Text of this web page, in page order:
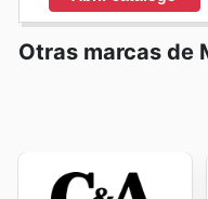
Otras marcas de